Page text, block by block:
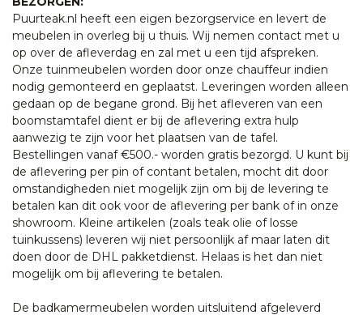
Puurteak.nl heeft een eigen bezorgservice en levert de
meubelen in overleg bij u thuis. Wij nemen contact met u
op over de afleverdag en zal met u een tijd afspreken.
Onze tuinmeubelen worden door onze chauffeur indien
nodig gemonteerd en geplaatst. Leveringen worden alleen
gedaan op de begane grond. Bij het afleveren van een
boomstamtafel dient er bij de aflevering extra hulp
aanwezig te zijn voor het plaatsen van de tafel.
Bestellingen vanaf €500.- worden gratis bezorgd. U kunt bij
de aflevering per pin of contant betalen, mocht dit door
omstandigheden niet mogelijk zijn om bij de levering te
betalen kan dit ook voor de aflevering per bank of in onze
showroom. Kleine artikelen (zoals teak olie of losse
tuinkussens) leveren wij niet persoonlijk af maar laten dit
doen door de DHL pakketdienst. Helaas is het dan niet
mogelijk om bij aflevering te betalen.
De badkamermeubelen worden uitsluitend afgeleverd